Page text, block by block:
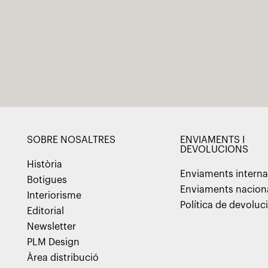
SOBRE NOSALTRES
Història
Botigues
Interiorisme
Editorial
Newsletter
PLM Design
Àrea distribució
ENVIAMENTS I
DEVOLUCIONS
Enviaments
Enviaments
Política de